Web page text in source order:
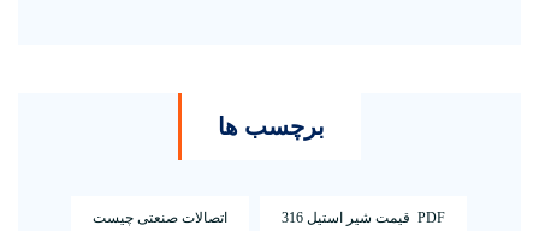
برچسب ها
PDF قیمت شیر استیل 316 اتصالات صنعتی چیست